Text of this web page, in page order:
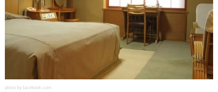
photo by facebook.com